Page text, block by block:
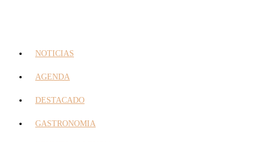
NOTICIAS
AGENDA
DESTACADO
GASTRONOMIA